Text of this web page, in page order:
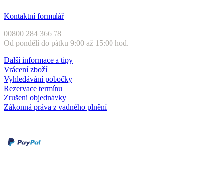
Kontaktní formulář
00800 284 366 78
Od pondělí do pátku 9:00 až 15:00 hod.
Další informace a tipy
Vrácení zboží
Vyhledávání pobočky
Rezervace termínu
Zrušení objednávky
Zákonná práva z vadného plnění